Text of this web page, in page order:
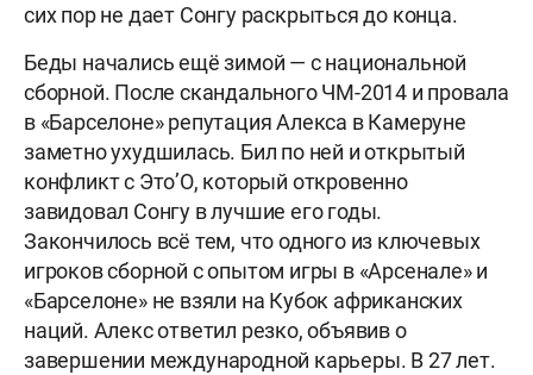
сих пор не дает Сонгу раскрыться до конца.
Беды начались ещё зимой — с национальной
сборной. После скандального ЧМ-2014 и провала
в «Барселоне» репутация Алекса в Камеруне
заметно ухудшилась. Бил по ней и открытый
конфликт с Это’О, который откровенно
завидовал Сонгу в лучшие его годы.
Закончилось всё тем, что одного из ключевых
игроков сборной с опытом игры в «Арсенале» и
«Барселоне» не взяли на Кубок африканских
наций. Алекс ответил резко, объявив о
завершении международной карьеры. В 27 лет.